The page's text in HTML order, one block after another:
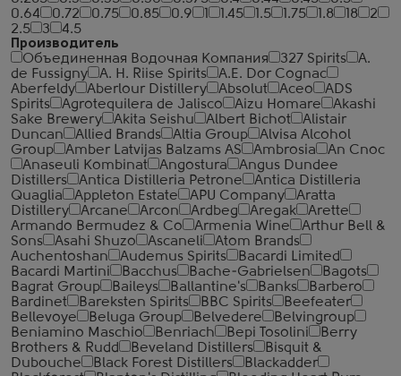
0.64
0.72 0.75 0.85 0.9 1.45 1.5 1.75 1.8 18
2
2.5
3
4.5
Производитель
Объединенная Водочная Компания
327 Spirits
A.
de Fussigny
A. H. Riise Spirits
A.E. Dor Cognac
Aberfeldy
Aberlour Distillery Absolut Aceo
ADS
Spirits
Agrotequilera de Jalisco Aizu Homare
Akashi
Sake Brewery
Akita Seishu Albert Bichot
Alistair
Duncan
Allied Brands Altia Group
Alvisa Alcohol
Group
Amber Latvijas Balzams AS Ambrosia
An Cnoc
Anaseuli Kombinat
Angostura
Angus Dundee
Distillers
Antica Distilleria Petrone
Antica Distilleria
Quaglia
Appleton Estate APU Company
Aratta
Distillery
Arcane Arcon Ardbeg Aregak
Arette
Armando Bermudez & Co
Armenia Wine
Arthur Bell &
Sons
Asahi Shuzo Ascaneli
Atom Brands
Auchentoshan
Audemus Spirits
Bacardi Limited
Bacardi Martini
Bacchus Bache-Gabrielsen
Bagots
Bagrat Group
Baileys Ballantine's Banks
Barbero
Bardinet
Bareksten Spirits BBC Spirits
Beefeater
Bellevoye
Beluga Group Belvedere
Belvingroup
Beniamino Maschio
Benriach Bepi Tosolini
Berry
Brothers & Rudd
Beveland Distillers
Bisquit &
Dubouche
Black Forest Distillers
Blackadder